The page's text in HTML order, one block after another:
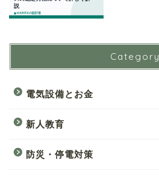
Category
電気設備とお金
新人教育
防災・停電対策